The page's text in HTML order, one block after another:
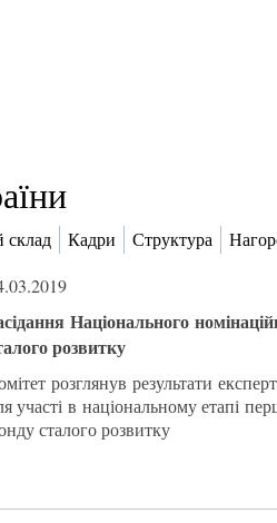
склад Кадри Структура
Національного
розвитку
розглянув результати
участі в національному етапі
сталого розвитку